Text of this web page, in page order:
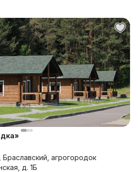
агрогородок
д. 1Б